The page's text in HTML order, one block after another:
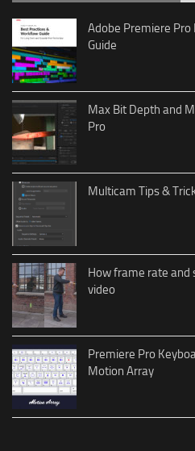
Adobe Premiere
Guide
Max Bit Depth and
Pro
Multicam Tips &
How frame rate
video
Premiere Pro
Motion Array